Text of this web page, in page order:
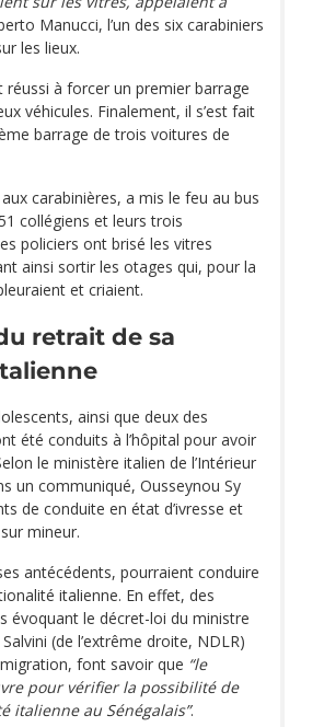
Manucci, l’un des six carabiniers
les lieux.
réussi à forcer un premier barrage
véhicules. Finalement, il s’est fait
barrage de trois voitures de
aux carabinières, a mis le feu au bus
collégiens et leurs trois
policiers ont brisé les vitres
ainsi sortir les otages qui, pour la
et criaient.
retrait de sa
ainsi que deux des
été conduits à l’hôpital pour avoir
le ministère italien de l’Intérieur
un communiqué, Ousseynou Sy
de conduite en état d’ivresse et
mineur.
antécédents, pourraient conduire
italienne. En effet, des
évoquant le décret-loi du ministre
(de l’extrême droite, NDLR)
font savoir que “le
pour vérifier la possibilité de
italienne au Sénégalais”.